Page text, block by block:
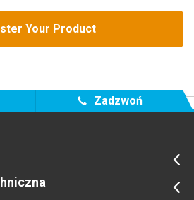
Your Product
Zadzwoń